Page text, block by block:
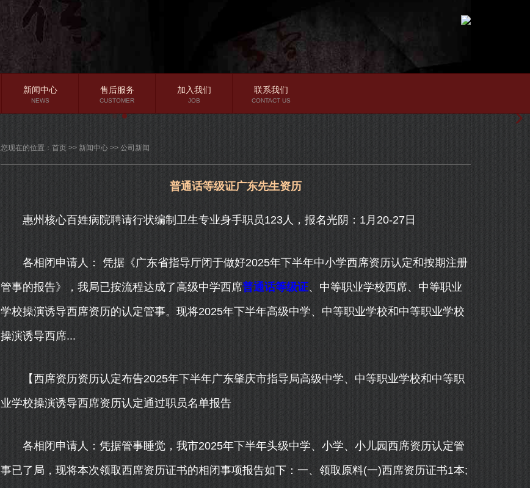
行业资讯
常见问题
新闻中心
NEWS
售后服务
CUSTOMER
加入我们
JOB
联系我们
CONTACT US
您现在的位置： 首页 >> 新闻中心 >> 公司新闻
普通话等级证广东先生资历
惠州核心百姓病院聘请行状编制卫生专业身手职员123人，报名光阴：1月20-27日
各相闭申请人： 凭据《广东省指导厅闭于做好2025年下半年中小学西席资历认定和按期注册
管事的报告》，我局已按流程达成了高级中学西席普通话等级证、中等职业学校西席、中等职业
学校操演诱导西席资历的认定管事。现将2025年下半年高级中学、中等职业学校和中等职业学校
操演诱导西席...
【西席资历资历认定布告2025年下半年广东肇庆市指导局高级中学、中等职业学校和中等职
业学校操演诱导西席资历认定通过职员名单报告
各相闭申请人：凭据管事睡觉，我市2025年下半年头级中学、小学、小儿园西席资历认定管
事已了局，现将本次领取西席资历证书的相闭事项报告如下：一、领取原料(一)西席资历证书1本;